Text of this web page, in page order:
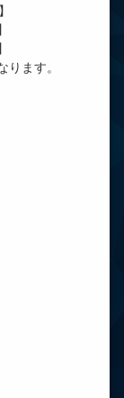
ます。